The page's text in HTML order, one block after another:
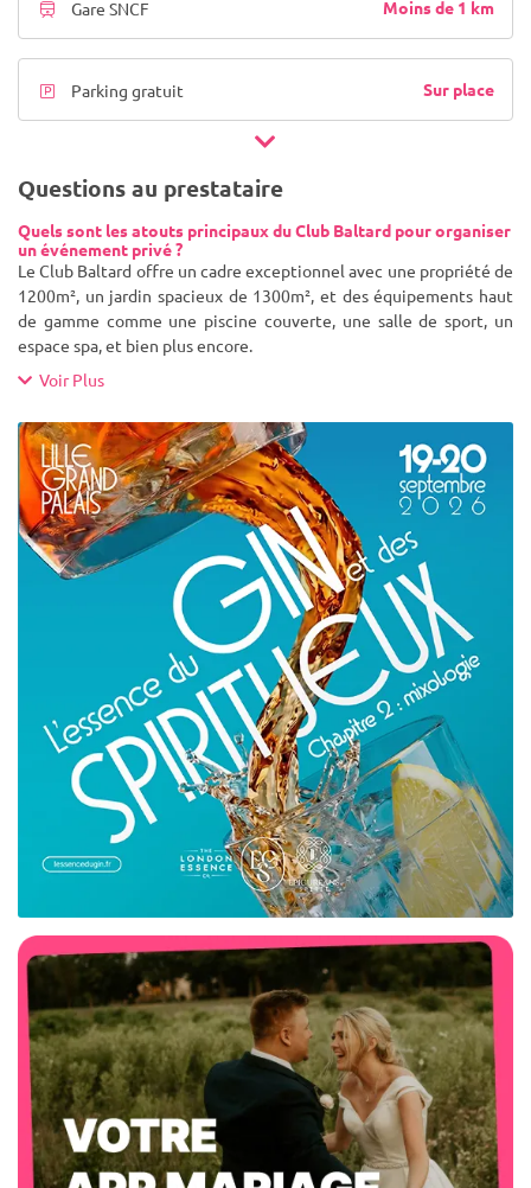
Gare SNCF Moins de 1 km
Parking gratuit Sur place
Questions au prestataire
Quels sont les atouts principaux du Club Baltard pour organiser
un événement privé ?
Le Club Baltard offre un cadre exceptionnel avec une propriété de
1200m², un jardin spacieux de 1300m², et des équipements haut
de gamme comme une piscine couverte, une salle de sport, un
espace spa, et bien plus encore.
Voir Plus